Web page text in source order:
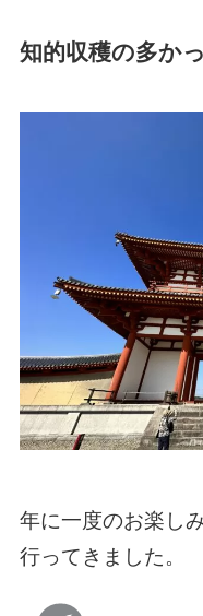
知的収穫の多か
年に一度のお楽し
行ってきました。